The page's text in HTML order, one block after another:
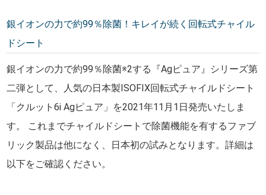
銀イオンの力で約99％除菌！キレイが続く回転式チャイル
ドシート
銀イオンの力で約99％除菌※2する『Agピュア』シリーズ第
二弾として、人気の日本製ISOFIX回転式チャイルドシート
「クルット6i Agピュア」を2021年11月1日発売いたしま
す。 これまでチャイルドシートで除菌機能を有するファブ
リック製品は他になく、日本初の試みとなります。詳細は
以下をご確認ください。